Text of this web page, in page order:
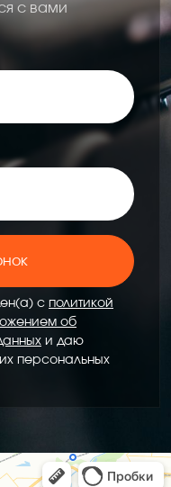
с вами
с политикой
об
и даю
персональных